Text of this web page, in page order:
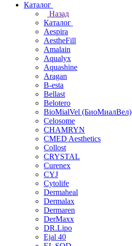
Каталог
Назад
Каталог
Aespira
AestheFill
Amalain
Aqualyx
Aquashine
Aragan
B-esta
Bellast
Belotero
BioMialVel (БиоМиалВел)
Celosome
CHAMRYN
CMED Aesthetics
Collost
CRYSTAL
Curenex
CYJ
Cytolife
Dermaheal
Dermalax
Dermaren
DerMaxx
DR.Lipo
Ejal 40